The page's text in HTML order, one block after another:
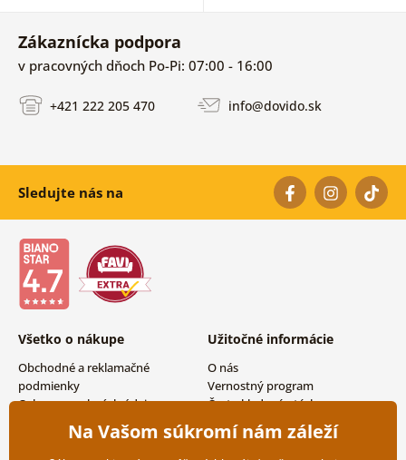
Zákaznícka podpora
v pracovných dňoch Po-Pi: 07:00 - 16:00
+421 222 205 470 info@dovido.sk
Sledujte nás na
Všetko o nákupe
Obchodné a reklamačné
podmienky
Ochrana osobných údajov
Možnosti dopravy a platby
Vrátenie tovaru
Užitočné informácie
O nás
Vernostný program
Často kladené otázky
Magazín
Kontakty
Na Vašom súkromí nám záleží